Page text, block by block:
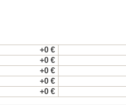
+0 €
+0 €
+0 €
+0 €
+0 €